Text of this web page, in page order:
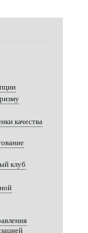
качества
клуб